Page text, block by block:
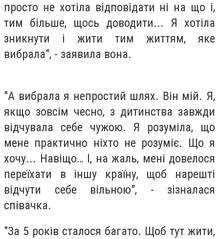
просто не хотіла відповідати ні на що і,
тим більше, щось доводити... Я хотіла
зникнути і жити тим життям, яке
вибрала", - заявила вона.
"А вибрала я непростий шлях. Він мій. Я,
якщо зовсім чесно, з дитинства завжди
відчувала себе чужою. Я розуміла, що
мене практично ніхто не розуміє. Що я
хочу... Навіщо… І, на жаль, мені довелося
переїхати в іншу країну, щоб нарешті
відчути себе вільною", - зізналася
співачка.
"За 5 років сталося багато. Щоб тут жити,